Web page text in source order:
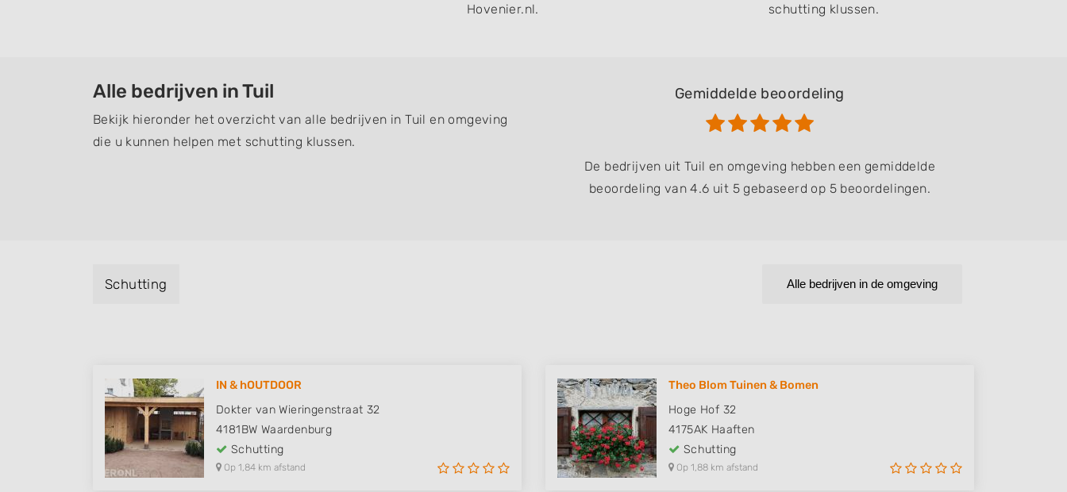
Hovenier.nl.
schutting klussen.
Alle bedrijven in Tuil
Bekijk hieronder het overzicht van alle bedrijven in Tuil en omgeving
die u kunnen helpen met schutting klussen.
Gemiddelde beoordeling
De bedrijven uit Tuil en omgeving hebben een gemiddelde
beoordeling van 4.6 uit 5 gebaseerd op 5 beoordelingen.
Schutting Alle bedrijven in de omgeving
IN & hOUTDOOR
Dokter van Wieringenstraat 32
4181BW Waardenburg
Schutting
Op 1,84 km afstand
Theo Blom Tuinen & Bomen
Hoge Hof 32
4175AK Haaften
Schutting
Op 1,88 km afstand